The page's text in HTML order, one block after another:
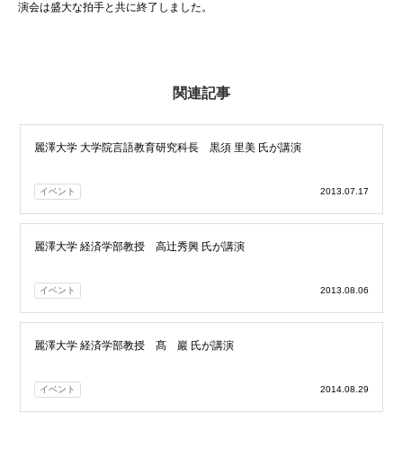
演会は盛大な拍手と共に終了しました。
関連記事
麗澤大学 大学院言語教育研究科長 黒須 里美 氏が講演
イベント 2013.07.17
麗澤大学 経済学部教授 高辻秀興 氏が講演
イベント 2013.08.06
麗澤大学 経済学部教授 髙 巖 氏が講演
イベント 2014.08.29